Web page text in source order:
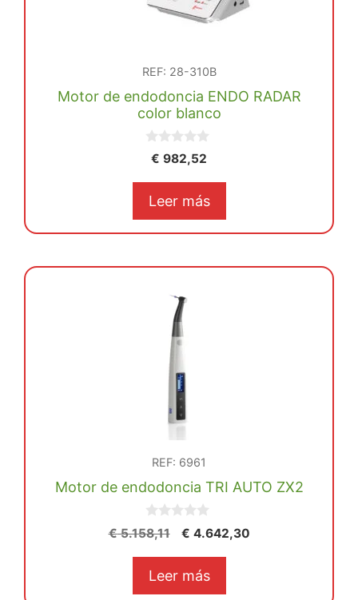
REF: 28-310B
Motor de endodoncia ENDO RADAR
color blanco
€ 982,52
Leer más
REF: 6961
Motor de endodoncia TRI AUTO ZX2
0
d
€5.158,11
El
original
€ 4.642,30El
Leer más